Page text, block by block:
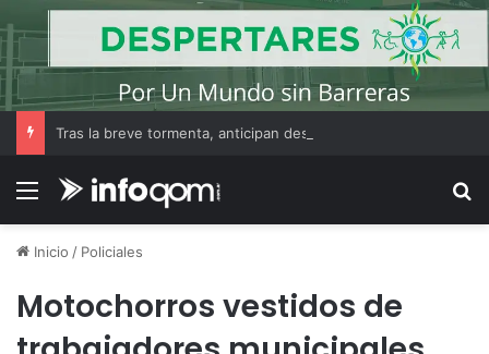
Menú
Inicio / Policiales
Motochorros vestidos de